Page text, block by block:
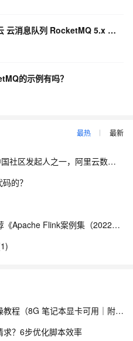
函数计算FC下python调用 阿里云 云消息队列 RocketMQ 5.x 的示例有吗？
的示例有吗？
最热 最新
【大咖问答】对话PostgreSQL 中国社区发起人之一，阿里云数据库高级专家 德哥
的？
【藏经阁一起读（27）】本周推荐《Apache Flink案例集（2022版）》，你有哪些心得？
2026 零基础本地 AI 漫剧完整实操教程（8G 笔记本显卡可用｜附可直接复制命令与代码）
求？6步优化脚本效率